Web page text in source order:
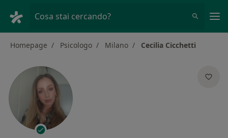
Cosa stai cercando?
Homepage Psicologo Milano Cecilia Cicchetti